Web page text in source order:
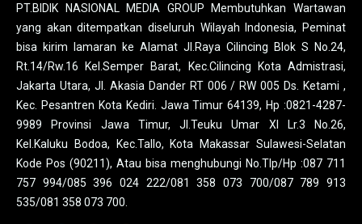
PT.BIDIK NASIONAL MEDIA GROUP Membutuhkan Wartawan
yang akan ditempatkan diseluruh Wilayah Indonesia, Peminat
bisa kirim lamaran ke Alamat Jl.Raya Cilincing Blok S No.24,
Rt.14/Rw.16 Kel.Semper Barat, Kec.Cilincing Kota Admistrasi,
Jakarta Utara, Jl. Akasia Dander RT 006 / RW 005 Ds. Ketami ,
Kec. Pesantren Kota Kediri. Jawa Timur 64139, Hp :0821-4287-
9989 Provinsi Jawa Timur, Jl.Teuku Umar XI Lr.3 No.26,
Kel.Kaluku Bodoa, Kec.Tallo, Kota Makassar Sulawesi-Selatan
Kode Pos (90211), Atau bisa menghubungi No.Tlp/Hp :087 711
757 994/085 396 024 222/081 358 073 700/087 789 913
535/081 358 073 700.